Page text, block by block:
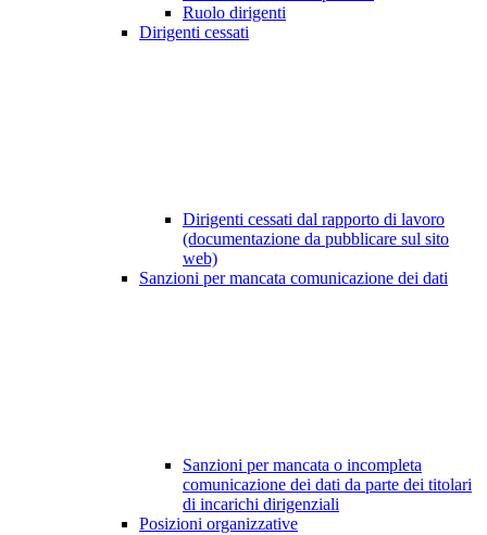
Ruolo dirigenti
Dirigenti cessati
Dirigenti cessati dal rapporto di lavoro
(documentazione da pubblicare sul sito
web)
Sanzioni per mancata comunicazione dei dati
Sanzioni per mancata o incompleta
comunicazione dei dati da parte dei titolari
di incarichi dirigenziali
Posizioni organizzative